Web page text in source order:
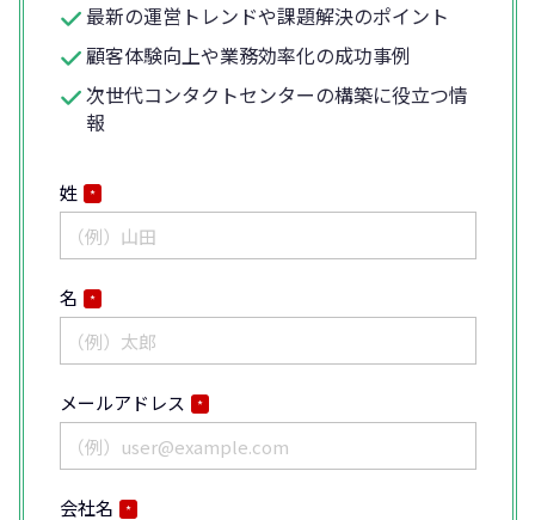
最新の運営トレンドや課題解決のポイント
顧客体験向上や業務効率化の成功事例
次世代コンタクトセンターの構築に役立つ情
報
姓 *
名 *
メールアドレス *
会社名 *